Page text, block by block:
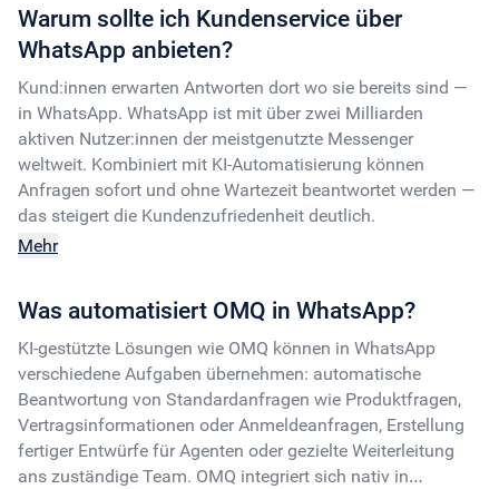
Warum sollte ich Kundenservice über
WhatsApp anbieten?
Kund:innen erwarten Antworten dort wo sie bereits sind —
in WhatsApp. WhatsApp ist mit über zwei Milliarden
aktiven Nutzer:innen der meistgenutzte Messenger
weltweit. Kombiniert mit KI-Automatisierung können
Anfragen sofort und ohne Wartezeit beantwortet werden —
das steigert die Kundenzufriedenheit deutlich.
Mehr
Was automatisiert OMQ in WhatsApp?
KI-gestützte Lösungen wie OMQ können in WhatsApp
verschiedene Aufgaben übernehmen: automatische
Beantwortung von Standardanfragen wie Produktfragen,
Vertragsinformationen oder Anmeldeanfragen, Erstellung
fertiger Entwürfe für Agenten oder gezielte Weiterleitung
ans zuständige Team. OMQ integriert sich nativ in